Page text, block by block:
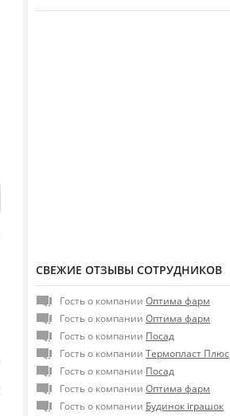
СВЕЖИЕ ОТЗЫВЫ СОТРУДНИКОВ
Гость о компании Оптима фарм
Гость о компании Оптима фарм
Гость о компании Посад
Гость о компании Термопласт Плюс
Гость о компании Посад
Гость о компании Оптима фарм
Гость о компании Будинок іграшок